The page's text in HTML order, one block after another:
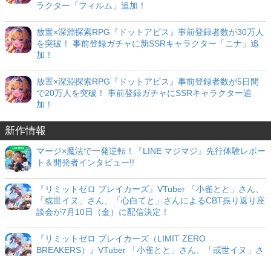
ラクター「フィルム」追加！
放置×深淵探索RPG『ドットアビス』事前登録者数が30万人
を突破！ 事前登録ガチャに新SSRキャラクター「ニナ」追
加！
放置×深淵探索RPG『ドットアビス』事前登録者数が5日間
で20万人を突破！ 事前登録ガチャにSSRキャラクター追
加！
新作情報
マージ×魔法で一発逆転！『LINE マジマジ』先行体験レポー
ト＆開発者インタビュー!!
『リミットゼロ ブレイカーズ』VTuber 「小雀とと」さん、
「或世イヌ」さん、「心白てと」さんによるCBT振り返り座
談会が7月10日（金）に配信決定！
『リミットゼロ ブレイカーズ（LIMIT ZERO
BREAKERS）』VTuber 「小雀とと」さん、「或世イヌ」さ